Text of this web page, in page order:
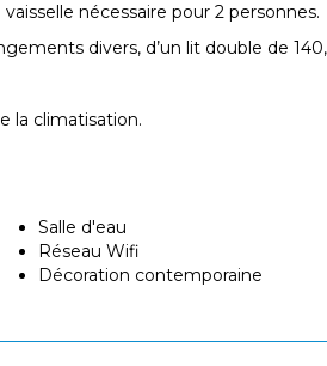
nécessaire pour 2 personnes.
divers, d’un lit double de 140,
la climatisation.
Salle d'eau
Réseau Wifi
Décoration contemporaine